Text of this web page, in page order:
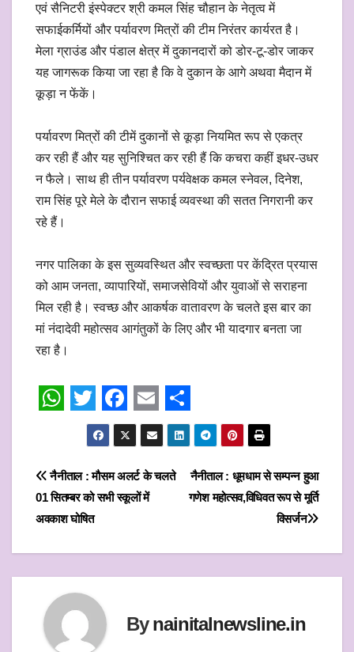
एवं सैनिटरी इंस्पेक्टर श्री कमल सिंह चौहान के नेतृत्व में
सफाईकर्मियों और पर्यावरण मित्रों की टीम निरंतर कार्यरत है।
मेला ग्राउंड और पंडाल क्षेत्र में दुकानदारों को डोर-टू-डोर जाकर
यह जागरूक किया जा रहा है कि वे दुकान के आगे अथवा मैदान में
कूड़ा न फेंकें।
पर्यावरण मित्रों की टीमें दुकानों से कूड़ा नियमित रूप से एकत्र
कर रही हैं और यह सुनिश्चित कर रही हैं कि कचरा कहीं इधर-उधर
न फैले। साथ ही तीन पर्यावरण पर्यवेक्षक कमल स्नेवल, दिनेश,
राम सिंह पूरे मेले के दौरान सफाई व्यवस्था की सतत निगरानी कर
रहे हैं।
नगर पालिका के इस सुव्यवस्थित और स्वच्छता पर केंद्रित प्रयास
को आम जनता, व्यापारियों, समाजसेवियों और युवाओं से सराहना
मिल रही है। स्वच्छ और आकर्षक वातावरण के चलते इस बार का
मां नंदादेवी महोत्सव आगंतुकों के लिए और भी यादगार बनता जा
रहा है।
a
t
s
A
p
p
w
i
t
t
e
r
F
a
c
e
o
o
E
m
a
i
S
h
a
Post
navigation
नैनीताल : धूमधाम से सम्पन्न हुआ
गणेश महोत्सव,विधिवत रूप से मूर्ति
विसर्जन
नैनीताल : मौसम अलर्ट के चलते
01 सितम्बर को सभी स्कूलों में
अवकाश घोषित
Bynainitalnewsline.in